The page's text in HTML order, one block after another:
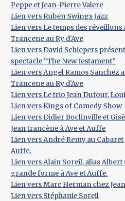
Peppe et Jean-Pierre Valere
Lien vers Ruben Swings Jazz
Lien vers Le temps des réveillons
Trancene au Ry d'Ave
Lien vers David Schiepers
spectacle “The New testament”
Lien vers Angel Ramos Sanchez
Trancene au Ry d'Ave
Lien vers Le trio Jean Dufour,
Lien vers Kings of Comedy Show
Lien vers Didier Boclinville et
Jean trancène à Ave et Auffe
Lien vers André Remy au
Auffe.
Lien vers Alain Soreil, alias
grande forme à Ave et Auffe.
Lien vers Marc Herman chez
Lien vers Stéphanie Soreil